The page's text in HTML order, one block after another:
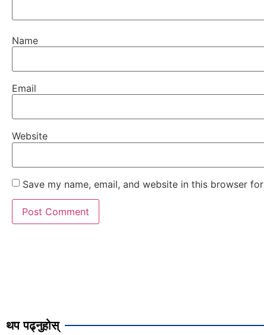
Name
Email
Website
Save my name, email, and website in this browser
थप पढ्नुहोस्